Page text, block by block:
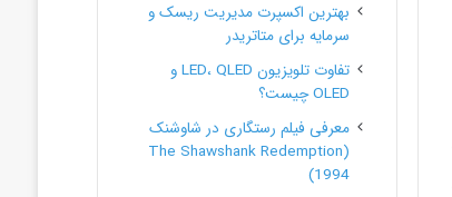
بهترین اکسپرت مدیریت ریسک و
سرمایه برای متاتریدر
تفاوت تلویزیون LED، QLED و
OLED چیست؟
معرفی فیلم رستگاری در شاوشنک
(The Shawshank Redemption
1994)